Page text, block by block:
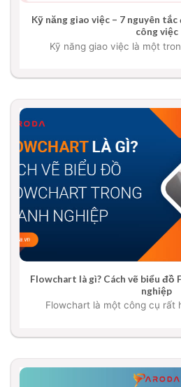
Kỹ năng giao việc – 7 nguyên
công việc
Kỹ năng giao việc là một
Flowchart là gì? Cách vẽ biểu
nghiệp
Flowchart là một công cụ rất